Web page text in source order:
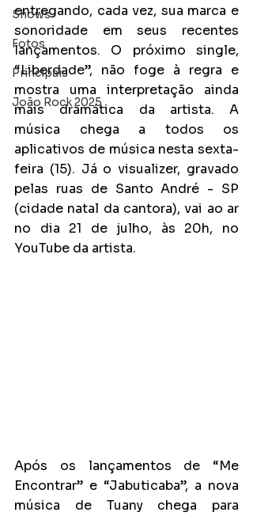
Shows
Fotos
Principais
João Rock 2025
entregando, cada vez, sua marca e
sonoridade em seus recentes
lançamentos. O próximo single,
“Liberdade”, não foge à regra e
mostra uma interpretação ainda
mais dramática da artista. A
música chega a todos os
aplicativos de música nesta sexta-
feira (15). Já o visualizer, gravado
pelas ruas de Santo André - SP
(cidade natal da cantora), vai ao ar
no dia 21 de julho, às 20h, no
YouTube da artista.
Após os lançamentos de “Me
Encontrar” e “Jabuticaba”, a nova
música de Tuany chega para